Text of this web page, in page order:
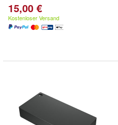
15,00 €
Kostenloser Versand